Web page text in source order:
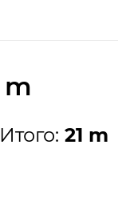
m
Итого: 21 m